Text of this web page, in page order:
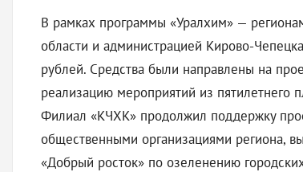
В рамках программы «Уралхим» —
области и администрацией Кирово-
рублей. Средства были направлены на
реализацию мероприятий из пятилетнего
Филиал «КЧХК» продолжил поддержку
общественными организациями региона,
«Добрый росток» по озеленению